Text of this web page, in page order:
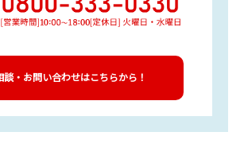
談・お問い合わせはこちらから！